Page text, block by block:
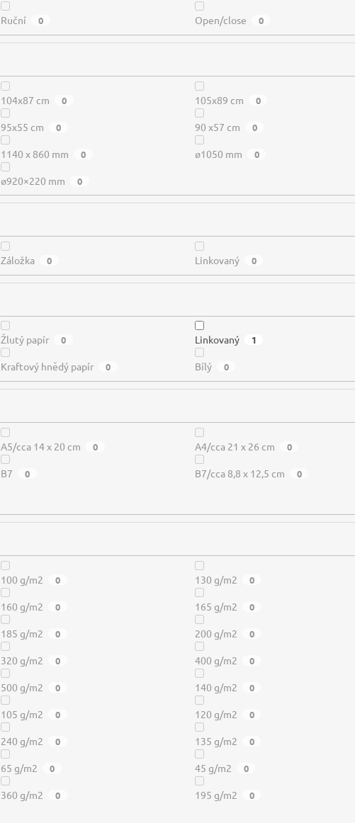
Ruční 0 Open/close 0
104x87 cm 0 105x89 cm 0
95x55 cm 0 90 x57 cm 0
1140 x 860 mm 0 ø1050 mm 0
ø920×220 mm 0
Záložka 0 Linkovaný 0
Žlutý papír 0 Linkovaný 1
Kraftový hnědý papír 0 Bílý 0
A5/cca 14 x 20 cm 0 A4/cca 21 x 26 cm 0
B7 0 B7/cca 8,8 x 12,5 cm 0
100 g/m2 0 130 g/m2 0
160 g/m2 0 165 g/m2 0
185 g/m2 0 200 g/m2 0
320 g/m2 0 400 g/m2 0
500 g/m2 0 140 g/m2 0
105 g/m2 0 120 g/m2 0
240 g/m2 0 135 g/m2 0
65 g/m2 0 45 g/m2 0
360 g/m2 0 195 g/m2 0